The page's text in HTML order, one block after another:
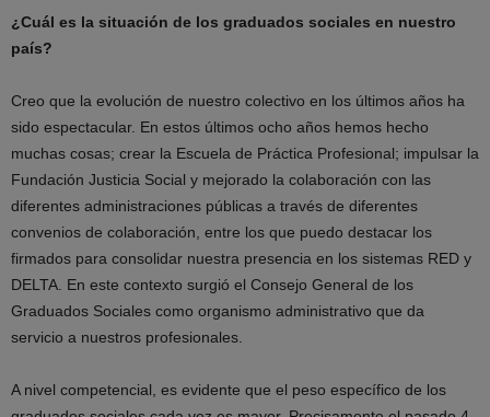
¿Cuál es la situación de los graduados sociales en nuestro
país?
Creo que la evolución de nuestro colectivo en los últimos años ha
sido espectacular. En estos últimos ocho años hemos hecho
muchas cosas; crear la Escuela de Práctica Profesional; impulsar la
Fundación Justicia Social y mejorado la colaboración con las
diferentes administraciones públicas a través de diferentes
convenios de colaboración, entre los que puedo destacar los
firmados para consolidar nuestra presencia en los sistemas RED y
DELTA. En este contexto surgió el Consejo General de los
Graduados Sociales como organismo administrativo que da
servicio a nuestros profesionales.
A nivel competencial, es evidente que el peso específico de los